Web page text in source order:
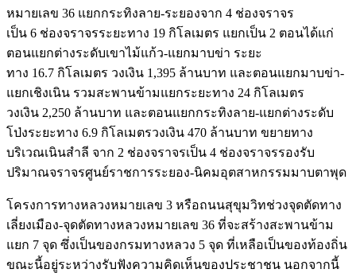
หมายเลข 36 แยกกระทิงลาย-ระยองจาก 4 ช่องจราจร
เป็น 6 ช่องจราจรระยะทาง 19 กิโลเมตร แยกเป็น 2 ตอนได้แก่
ตอนแยกต่างระดับเขาไม้แก้ว-แยกมาบข่า ระยะ
ทาง 16.7 กิโลเมตร วงเงิน 1,395 ล้านบาท และตอนแยกมาบข่า-
แยกเชิงเนิน รวมสะพานข้ามแยกระยะทาง 24 กิโลเมตร
วงเงิน 2,250 ล้านบาท และตอนแยกกระทิงลาย-แยกต่างระดับ
โป่งระยะทาง 6.9 กิโลเมตรวงเงิน 470 ล้านบาท ขยายทาง
บริเวณเนินสำลี จาก 2 ช่องจราจรเป็น 4 ช่องจราจรรองรับ
ปริมาณจราจรศูนย์ราชการระยอง-นิคมอุตสาหกรรมมาบตาพุด
โครงการทางหลวงหมายเลข 3 หรือถนนสุขุมวิทช่วงจุดตัดทาง
เลี่ยงเมือง-จุดตัดทางหลวงหมายเลข 36 ที่จะสร้างสะพานข้าม
แยก 7 จุด ซึ่งเป็นของกรมทางหลวง 5 จุด ที่เหลือเป็นของท้องถิ่น
ขณะนี้อยู่ระหว่างรับฟังความคิดเห็นของประชาชน นอกจากนี้